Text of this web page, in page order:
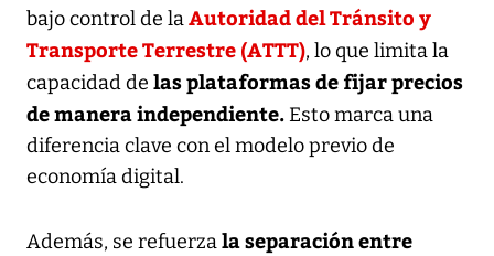
bajo control de laAutoridad del Tránsito y
Transporte Terrestre (ATTT), lo que limita la
capacidad de las plataformas de fijar precios
de manera independiente.Esto marca una
diferencia clave con el modelo previo de
economía digital.
Además, se refuerzala separación entre